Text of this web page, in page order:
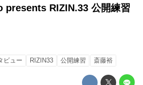
presents RIZIN.33 公開練習
ビュー RIZIN33 公開練習 斎藤裕